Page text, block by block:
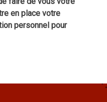
en place votre
personnel pour